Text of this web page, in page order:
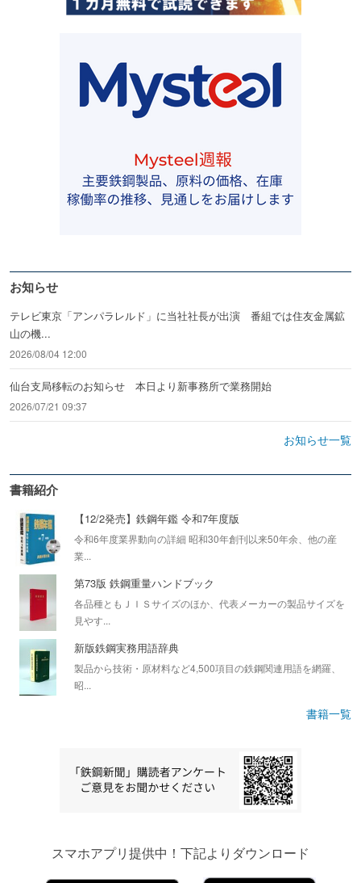
お知らせ
テレビ東京「アンパラレルド」に当社社長が出演 番組では住友金属鉱
山の機...
2026/08/04 12:00
仙台支局移転のお知らせ 本日より新事務所で業務開始
2026/07/21 09:37
お知らせ一覧
書籍紹介
【12/2発売】鉄鋼年鑑 令和7年度版
令和6年度業界動向の詳細 昭和30年創刊以来50年余、他の産
業...
第73版 鉄鋼重量ハンドブック
各品種ともＪＩＳサイズのほか、代表メーカーの製品サイズを
見やす...
新版鉄鋼実務用語辞典
製品から技術・原材料など4,500項目の鉄鋼関連用語を網羅、
昭...
書籍一覧
スマホアプリ提供中！下記よりダウンロード